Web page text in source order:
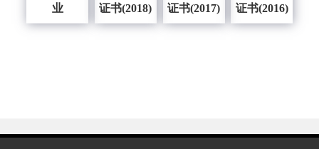
业
证书(2018)
证书(2017)
证书(2016)